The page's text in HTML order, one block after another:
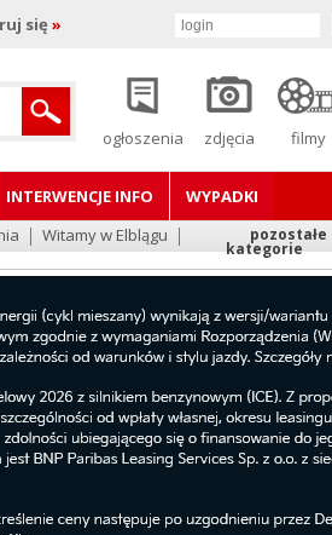
się »
ogłoszenia zdjęcia filmy
INTERWENCJE INFO
WYPADKI
Witamy w Elblągu pozostałe
kategorie